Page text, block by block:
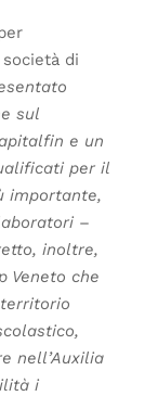
di
sul
e un
per il
importante,
–
inoltre,
Veneto che
nell’Auxilia
i